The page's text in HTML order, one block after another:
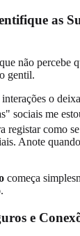
as
não percebe
gentil.
o
sociais me
registar como
Anote
começa
e